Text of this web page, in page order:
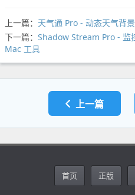
上一篇： 天气通 Pro - 动态天气背
下一篇： Shadow Stream Pro - 监
Mac 工具
上一篇
首页 正版